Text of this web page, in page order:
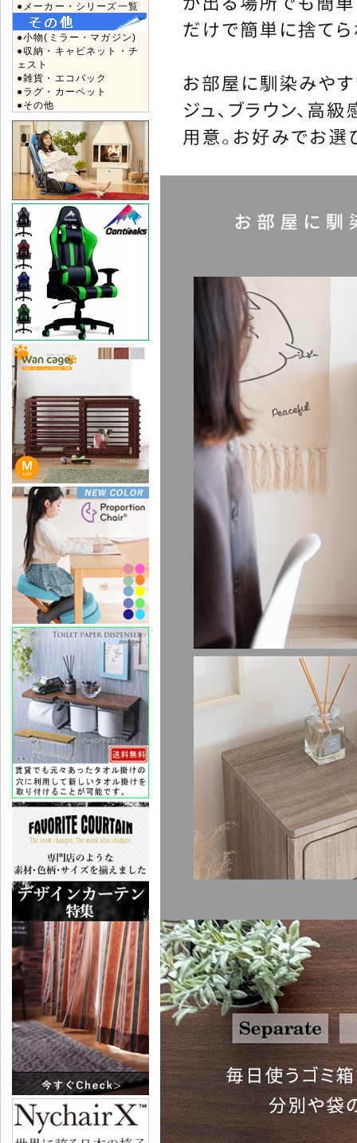
●メーカー・シリーズ一覧
●小物(ミラー・マガジン)
●収納・キャビネット・チ
ェスト
●雑貨・エコバック
●ラグ・カーペット
●その他